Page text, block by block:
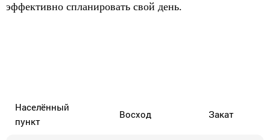
эффективно спланировать свой день.
Населённый
пункт
Восход Закат